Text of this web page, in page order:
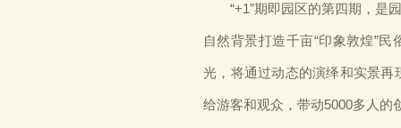
“+1”期即园区的第四期，是园
自然背景打造千亩“印象敦煌”
光，将通过动态的演绎和实景
给游客和观众，带动5000多人的